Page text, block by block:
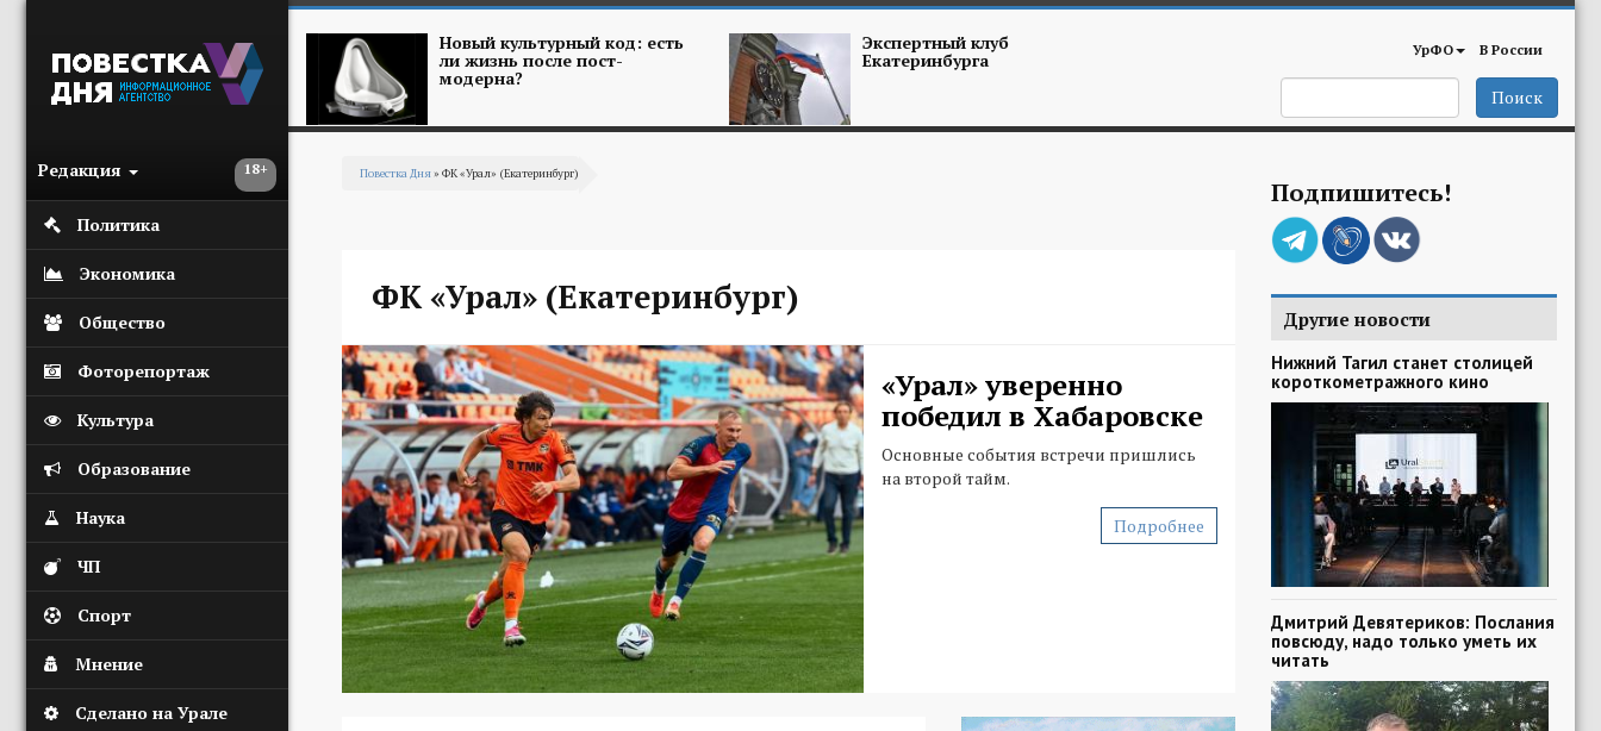
18+
Редакция
Политика
Экономика
Общество
Фоторепортаж
Культура
Образование
Наука
ЧП
Спорт
Мнение
Сделано на Урале
Новый культурный код: есть
ли жизнь после пост-
модерна?
Экспертный клуб
Екатеринбурга УрФО В России
Поиск
Повестка Дня» ФК «Урал» (Екатеринбург)
ФК «Урал» (Екатеринбург)
«Урал» уверенно
победил в Хабаровске
Основные события встречи пришлись
на второй тайм.
Подробнее
Подпишитесь!
Другие новости
Нижний Тагил станет столицей
короткометражного кино
Дмитрий Девятериков: Послания
повсюду, надо только уметь их
читать